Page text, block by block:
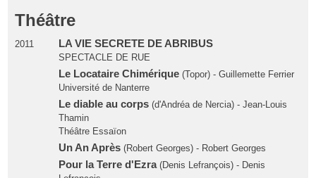
Théâtre
2011 LA VIE SECRETE DE ABRIBUS
SPECTACLE DE RUE
Le Locataire Chimérique(Topor) - Guillemette Ferrier
Université de Nanterre
Le diable au corps(d'Andréa de Nercia) - Jean-Louis
Thamin
Théâtre Essaïon
Un An Après(Robert Georges) - Robert Georges
Pour la Terre d'Ezra(Denis Lefrançois) - Denis